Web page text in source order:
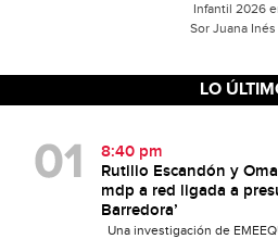
Infantil 2026
Sor Juana
LO
8:40 pm
Rutilio Escandón y
mdp a red ligada a
Barredora’
Una investigación de